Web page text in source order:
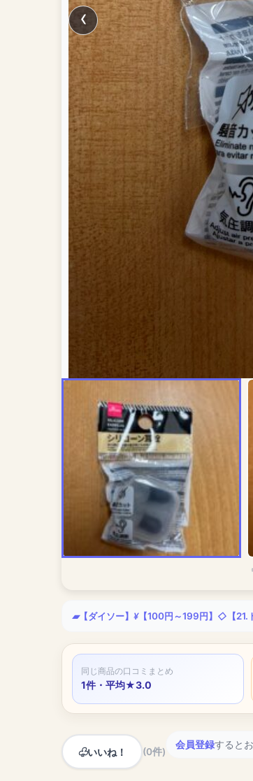
【ダイソー】 【100円～199円】 【21.
同じ商品の口コミまとめ
1件・平均★3.0
いいね！ (0件)
会員登録すると